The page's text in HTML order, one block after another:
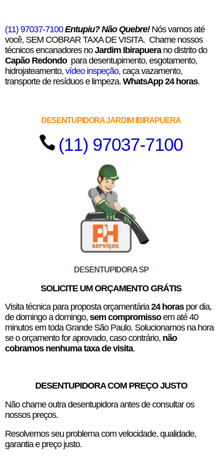
(11) 97037-7100Entupiu? Não Quebre! Nós vamos até
você, SEM COBRAR TAXA DE VISITA. Chame nossos
técnicos encanadores noJardim Ibirapuera no distrito do
Capão Redondo para desentupimento, esgotamento,
hidrojateamento, vídeo inspeção, caça vazamento,
transporte de resíduos e limpeza. WhatsApp 24 horas.
DESENTUPIDORA JARDIM IBIRAPUERA
(11) 97037-7100
DESENTUPIDORA SP
SOLICITE UM ORÇAMENTO GRÁTIS
Visita técnica para proposta orçamentária24 horaspor dia,
de domingo a domingo, sem compromissoem até 40
minutos em toda Grande São Paulo. Solucionamos na hora
se o orçamento for aprovado, caso contrário, não
cobramos nenhuma taxa de visita.
DESENTUPIDORA COM PREÇO JUSTO
Não chame outra desentupidora antes de consultar os
nossos preços.
Resolvemos seu problema com velocidade, qualidade,
garantia e preço justo.